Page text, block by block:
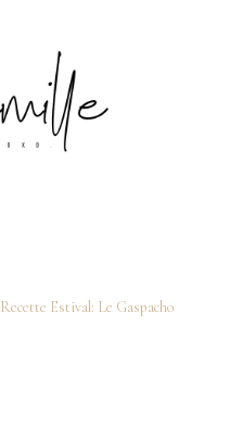
Recette Estival: Le Gaspacho